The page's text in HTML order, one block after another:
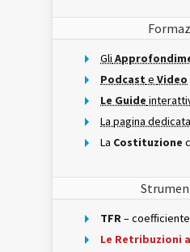
Gli
Podcast e Video
Le Guide
La pagina
La Costituzione
TFR–
Le Retribuzioni